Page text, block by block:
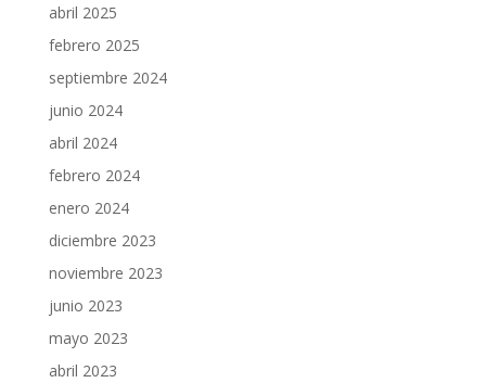
abril 2025
febrero 2025
septiembre 2024
junio 2024
abril 2024
febrero 2024
enero 2024
diciembre 2023
noviembre 2023
junio 2023
mayo 2023
abril 2023